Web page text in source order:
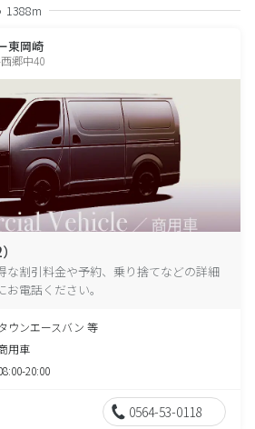
1388m
東岡崎
郷中40
な割引料金や予約、乗り捨てなどの詳細
電話ください。
ウンエースバン 等
用車
20:00
0564-53-0118